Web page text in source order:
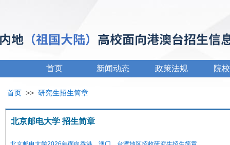
首页 新闻动态 政策法规 院
首页 >> 研究生招生简章
北京邮电大学 招生简章